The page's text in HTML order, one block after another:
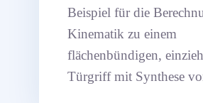
Beispiel für die
Kinematik zu einem
flächenbündigen,
Türgriff mit Synthese